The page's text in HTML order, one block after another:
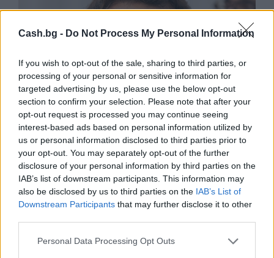
Cash.bg - Do Not Process My Personal Information
If you wish to opt-out of the sale, sharing to third parties, or
processing of your personal or sensitive information for
targeted advertising by us, please use the below opt-out
section to confirm your selection. Please note that after your
opt-out request is processed you may continue seeing
interest-based ads based on personal information utilized by
us or personal information disclosed to third parties prior to
your opt-out. You may separately opt-out of the further
disclosure of your personal information by third parties on the
IAB’s list of downstream participants. This information may
also be disclosed by us to third parties on the IAB’s List of
Downstream Participants that may further disclose it to other
Personal Data Processing Opt Outs
Макрон заяви, че няма рационално
обяснение за действията на Путин в
Украйна
23.09.2022 / 13:30